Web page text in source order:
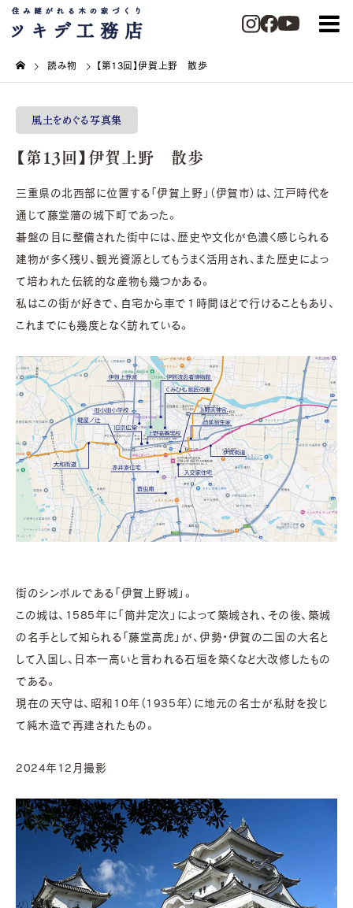
読み物 【第13回】伊賀上野 散歩
風土をめぐる写真集
【第13回】伊賀上野 散歩
三重県の北西部に位置する「伊賀上野」（伊賀市）は、江戸時代を
通じて藤堂藩の城下町であった。
碁盤の目に整備された街中には、歴史や文化が色濃く感じられる
建物が多く残り、観光資源としてもうまく活用され、また歴史によっ
て培われた伝統的な産物も幾つかある。
私はこの街が好きで、自宅から車で１時間ほどで行けることもあり、
これまでにも幾度となく訪れている。
街のシンボルである「伊賀上野城」。
この城は、1585年に「筒井定次」によって築城され、その後、築城
の名手として知られる「藤堂高虎」が、伊勢・伊賀の二国の大名と
して入国し、日本一高いと言われる石垣を築くなど大改修したもの
である。
現在の天守は、昭和10年（1935年）に地元の名士が私財を投じ
て純木造で再建されたもの。
2024年12月撮影